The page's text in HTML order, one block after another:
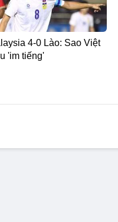
4-0 Lào: Sao Việt
'im tiếng'